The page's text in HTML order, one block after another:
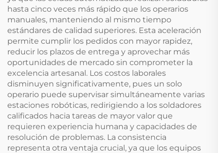
hasta cinco veces más rápido que los operarios
manuales, manteniendo al mismo tiempo
estándares de calidad superiores. Esta aceleración
permite cumplir los pedidos con mayor rapidez,
reducir los plazos de entrega y aprovechar más
oportunidades de mercado sin comprometer la
excelencia artesanal. Los costos laborales
disminuyen significativamente, pues un solo
operario puede supervisar simultáneamente varias
estaciones robóticas, redirigiendo a los soldadores
calificados hacia tareas de mayor valor que
requieren experiencia humana y capacidades de
resolución de problemas. La consistencia
representa otra ventaja crucial, ya que los equipos